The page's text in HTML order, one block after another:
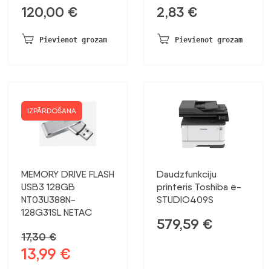
120,00 €
Pievienot grozam
2,83 €
Pievienot grozam
IZPĀRDOŠANA
MEMORY DRIVE FLASH
USB3 128GB
NT03U388N-
128G31SL NETAC
17,30€
Sākotnējā
13,99 €
Daudzfunkciju
printeris Toshiba e-
STUDIO409S
579,59 €